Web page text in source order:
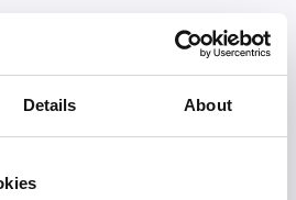
Details About
i Jobbnytt